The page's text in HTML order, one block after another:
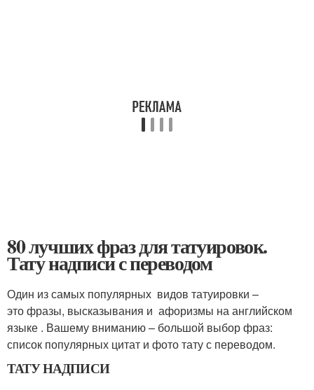
80 лучших фраз для татуировок.
Тату надписи с переводом
Один из самых популярных видов татуировки –
это фразы, высказывания и афоризмы на английском
языке . Вашему вниманию – большой выбор фраз:
список популярных цитат и фото тату с переводом.
ТАТУ НАДПИСИ